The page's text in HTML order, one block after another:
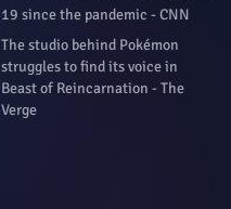
19 since the pandemic - CNN
The studio behind Pokémon
struggles to find its voice in
Beast of Reincarnation - The
Verge